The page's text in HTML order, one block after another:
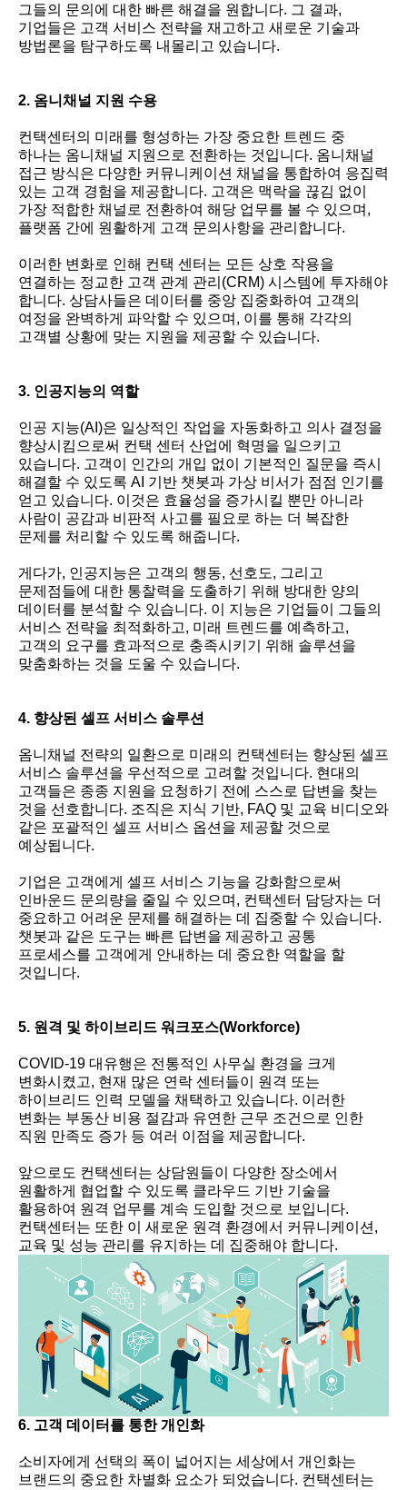
그들의 문의에 대한 빠른 해결을 원합니다. 그 결과,
기업들은 고객 서비스 전략을 재고하고 새로운 기술과
방법론을 탐구하도록 내몰리고 있습니다.
2. 옴니채널 지원 수용
컨택센터의 미래를 형성하는 가장 중요한 트렌드 중
하나는 옴니채널 지원으로 전환하는 것입니다. 옴니채널
접근 방식은 다양한 커뮤니케이션 채널을 통합하여 응집력
있는 고객 경험을 제공합니다. 고객은 맥락을 끊김 없이
가장 적합한 채널로 전환하여 해당 업무를 볼 수 있으며,
플랫폼 간에 원활하게 고객 문의사항을 관리합니다.
이러한 변화로 인해 컨택 센터는 모든 상호 작용을
연결하는 정교한 고객 관계 관리(CRM) 시스템에 투자해야
합니다. 상담사들은 데이터를 중앙 집중화하여 고객의
여정을 완벽하게 파악할 수 있으며, 이를 통해 각각의
고객별 상황에 맞는 지원을 제공할 수 있습니다.
3. 인공지능의 역할
인공 지능(AI)은 일상적인 작업을 자동화하고 의사 결정을
향상시킴으로써 컨택 센터 산업에 혁명을 일으키고
있습니다. 고객이 인간의 개입 없이 기본적인 질문을 즉시
해결할 수 있도록 AI 기반 챗봇과 가상 비서가 점점 인기를
얻고 있습니다. 이것은 효율성을 증가시킬 뿐만 아니라
사람이 공감과 비판적 사고를 필요로 하는 더 복잡한
문제를 처리할 수 있도록 해줍니다.
게다가, 인공지능은 고객의 행동, 선호도, 그리고
문제점들에 대한 통찰력을 도출하기 위해 방대한 양의
데이터를 분석할 수 있습니다. 이 지능은 기업들이 그들의
서비스 전략을 최적화하고, 미래 트렌드를 예측하고,
고객의 요구를 효과적으로 충족시키기 위해 솔루션을
맞춤화하는 것을 도울 수 있습니다.
4. 향상된 셀프 서비스 솔루션
옴니채널 전략의 일환으로 미래의 컨택센터는 향상된 셀프
서비스 솔루션을 우선적으로 고려할 것입니다. 현대의
고객들은 종종 지원을 요청하기 전에 스스로 답변을 찾는
것을 선호합니다. 조직은 지식 기반, FAQ 및 교육 비디오와
같은 포괄적인 셀프 서비스 옵션을 제공할 것으로
예상됩니다.
기업은 고객에게 셀프 서비스 기능을 강화함으로써
인바운드 문의량을 줄일 수 있으며, 컨택센터 담당자는 더
중요하고 어려운 문제를 해결하는 데 집중할 수 있습니다.
챗봇과 같은 도구는 빠른 답변을 제공하고 공통
프로세스를 고객에게 안내하는 데 중요한 역할을 할
것입니다.
5. 원격 및 하이브리드 워크포스(Workforce)
COVID-19 대유행은 전통적인 사무실 환경을 크게
변화시켰고, 현재 많은 연락 센터들이 원격 또는
하이브리드 인력 모델을 채택하고 있습니다. 이러한
변화는 부동산 비용 절감과 유연한 근무 조건으로 인한
직원 만족도 증가 등 여러 이점을 제공합니다.
앞으로도 컨택센터는 상담원들이 다양한 장소에서
원활하게 협업할 수 있도록 클라우드 기반 기술을
활용하여 원격 업무를 계속 도입할 것으로 보입니다.
컨택센터는 또한 이 새로운 원격 환경에서 커뮤니케이션,
교육 및 성능 관리를 유지하는 데 집중해야 합니다.
6. 고객 데이터를 통한 개인화
소비자에게 선택의 폭이 넓어지는 세상에서 개인화는
브랜드의 중요한 차별화 요소가 되었습니다. 컨택센터는